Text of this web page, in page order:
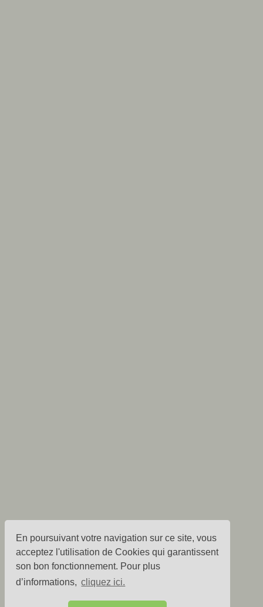
En poursuivant votre navigation sur ce site, vous
acceptez l'utilisation de Cookies qui garantissent
son bon fonctionnement. Pour plus
d’informations, cliquez ici.